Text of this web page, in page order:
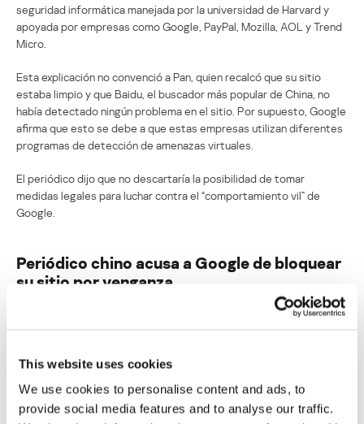
This website uses cookies
We use cookies to personalise content and ads, to
provide social media features and to analyse our traffic.
seguridad informática manejada por la universidad de Harvard y
apoyada por empresas como Google, PayPal, Mozilla, AOL y Trend
Micro.
Esta explicación no convenció a Pan, quien recalcó que su sitio
estaba limpio y que Baidu, el buscador más popular de China, no
había detectado ningún problema en el sitio. Por supuesto, Google
afirma que esto se debe a que estas empresas utilizan diferentes
programas de detección de amenazas virtuales.
El periódico dijo que no descartaría la posibilidad de tomar
medidas legales para luchar contra el “comportamiento vil” de
Google.
Periódico chino acusa a Google de bloquear
su sitio por venganza
Su dirección de correo electrónico no será publicada. Los